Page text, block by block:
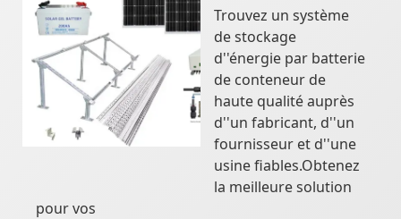
Trouvez un système
de stockage
d''énergie par batterie
de conteneur de
haute qualité auprès
d''un fabricant, d''un
fournisseur et d''une
usine fiables.Obtenez
la meilleure solution
pour vos